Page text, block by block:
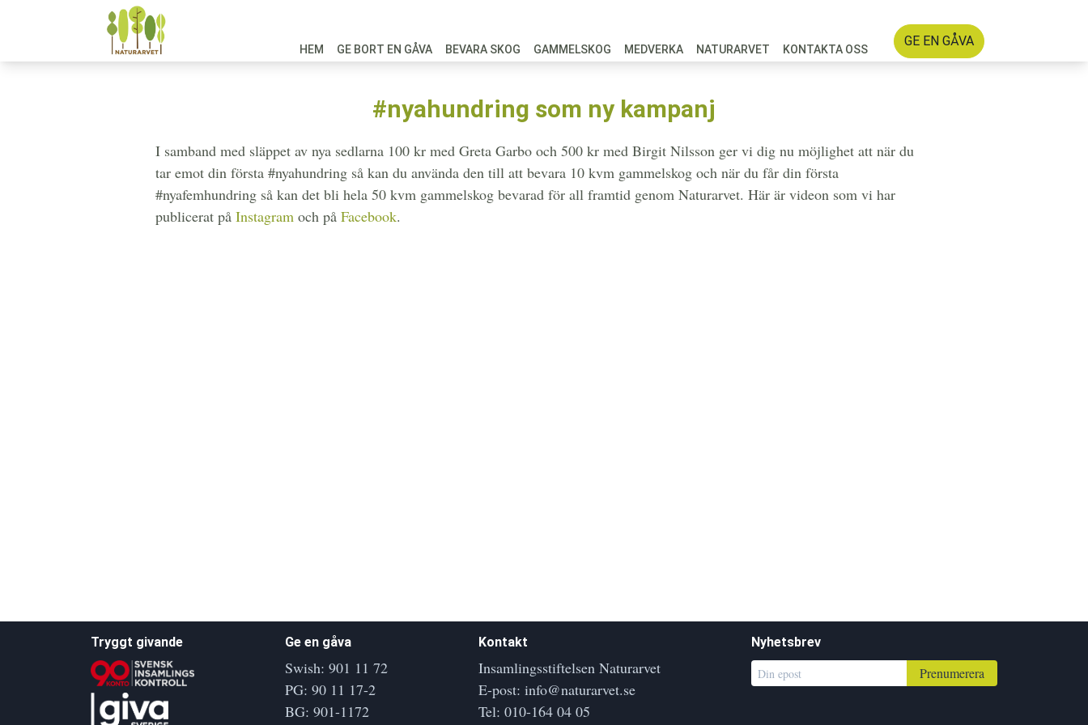
HEM GE BORT EN GÅVA BEVARA SKOG GAMMELSKOG MEDVERKA NATURARVET KONTAKTA OSS
GE EN GÅVA
#nyahundring som ny kampanj
I samband med släppet av nya sedlarna 100 kr med Greta Garbo och 500 kr med Birgit Nilsson ger vi dig nu möjlighet att när du
tar emot din första #nyahundring så kan du använda den till att bevara 10 kvm gammelskog och när du får din första
#nyafemhundring så kan det bli hela 50 kvm gammelskog bevarad för all framtid genom Naturarvet. Här är videon som vi har
publicerat på Instagram och på Facebook.
Tryggt givande Ge en gåva
Swish: 901 11 72
PG: 90 11 17-2
BG: 901-1172
Kontakt
Insamlingsstiftelsen Naturarvet
E-post: info@naturarvet.se
Tel: 010-164 04 05
Nyhetsbrev
Prenumerera